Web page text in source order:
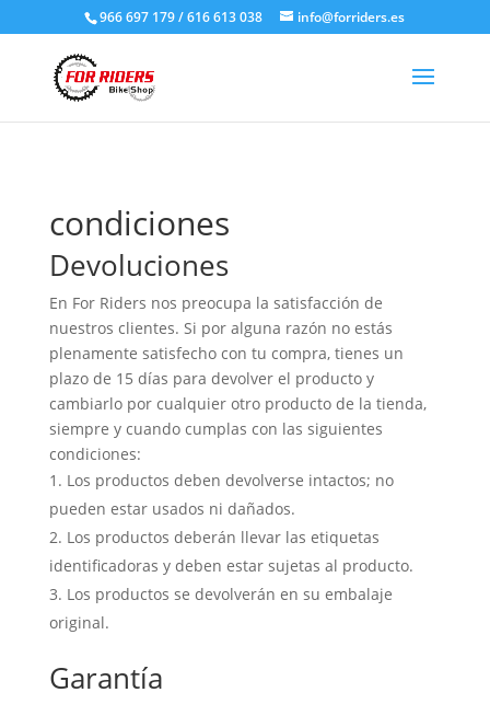
966 697 179 / 616 613 038 info@forriders.es
condiciones
Devoluciones
En For Riders nos preocupa la satisfacción de
nuestros clientes. Si por alguna razón no estás
plenamente satisfecho con tu compra, tienes un
plazo de 15 días para devolver el producto y
cambiarlo por cualquier otro producto de la tienda,
siempre y cuando cumplas con las siguientes
condiciones:
Los productos deben devolverse intactos; no
pueden estar usados ni dañados.
Los productos deberán llevar las etiquetas
identificadoras y deben estar sujetas al producto.
Los productos se devolverán en su embalaje
original.
Garantía